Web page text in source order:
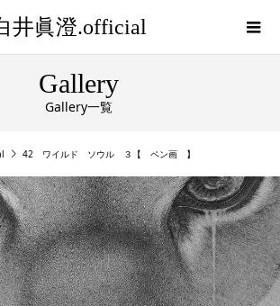
井眞澄.official
Gallery
Gallery一覧
42 ワイルド ソウル ３【 ペン画 】